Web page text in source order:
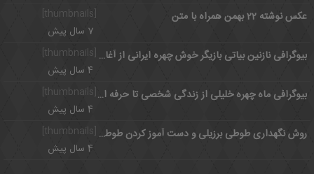
عکس نوشته 22 بهمن همراه با متن
7 سال پیش
[thumbnails] بیوگرافی نازنین بیاتی بازیگر خوش چهره ایرانی از آغاز تا شهرت
4 سال پیش
بیوگرافی ماه چهره خلیلی از زندگی شخصی تا حرفه ای
4 سال پیش
روش نگهداری طوطی برزیلی و دست آموز کردن طوطی کوتوله
4 سال پیش